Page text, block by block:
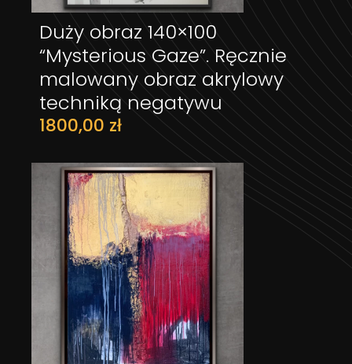
Duży obraz 140×100
“Mysterious Gaze”. Ręcznie
malowany obraz akrylowy
techniką negatywu
1800,00 zł
DODAJ DO KOSZYKA